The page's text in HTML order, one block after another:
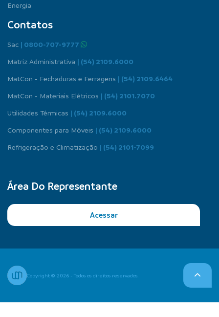
Energia
Contatos
Sac | 0800-707-9777
Matriz Administrativa | (54) 2109.6000
MatCon - Fechaduras e Ferragens | (54) 2109.6464
MatCon - Materiais Elétricos | (54) 2101.7070
Utilidades Térmicas | (54) 2109.6000
Componentes para Móveis | (54) 2109.6000
Refrigeração e Climatização | (54) 2101-7099
Área Do Representante
Acessar
Copyright © 2026 - Todos os direitos reservados.